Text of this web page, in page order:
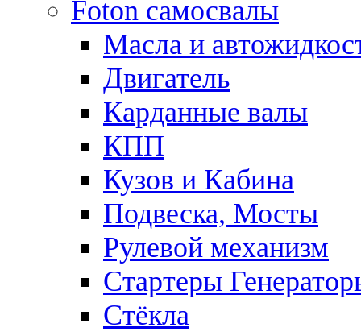
Foton самосвалы
Масла и
Двигатель
Карданные валы
КПП
Кузов и Кабина
Подвеска, Мосты
Рулевой механизм
Стартеры
Стёкла